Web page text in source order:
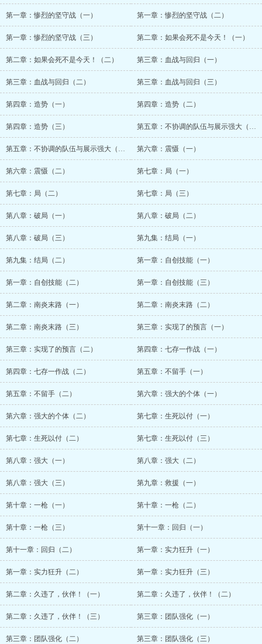
第一章：惨烈的坚守战（一） 第一章：惨烈的坚守战（二）
第一章：惨烈的坚守战（三） 第二章：如果会死不是今天！（一）
第二章：如果会死不是今天！（二） 第三章：血战与回归（一）
第三章：血战与回归（二） 第三章：血战与回归（三）
第四章：造势（一） 第四章：造势（二）
第四章：造势（三） 第五章：不协调的队伍与展示强大（一）
第五章：不协调的队伍与展示强大（二） 第六章：震慑（一）
第六章：震慑（二） 第七章：局（一）
第七章：局（二） 第七章：局（三）
第八章：破局（一） 第八章：破局（二）
第八章：破局（三） 第九集：结局（一）
第九集：结局（二） 第一章：自创技能（一）
第一章：自创技能（二） 第一章：自创技能（三）
第二章：南炎末路（一） 第二章：南炎末路（二）
第二章：南炎末路（三） 第三章：实现了的预言（一）
第三章：实现了的预言（二） 第四章：七存一作战（一）
第四章：七存一作战（二） 第五章：不留手（一）
第五章：不留手（二） 第六章：强大的个体（一）
第六章：强大的个体（二） 第七章：生死以付（一）
第七章：生死以付（二） 第七章：生死以付（三）
第八章：强大（一） 第八章：强大（二）
第八章：强大（三） 第九章：救援（一）
第十章：一枪（一） 第十章：一枪（二）
第十章：一枪（三） 第十一章：回归（一）
第十一章：回归（二） 第一章：实力狂升（一）
第一章：实力狂升（二） 第一章：实力狂升（三）
第二章：久违了，伙伴！（一） 第二章：久违了，伙伴！（二）
第二章：久违了，伙伴！（三） 第三章：团队强化（一）
第三章：团队强化（二） 第三章：团队强化（三）